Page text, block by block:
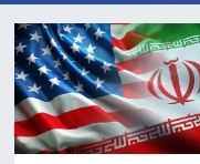
Kültür & Sanat
Politika
Spor
Süper Lig Puan
Tüm Manşetler
Son Dakika